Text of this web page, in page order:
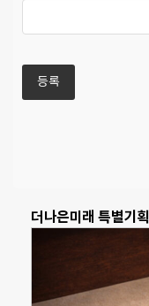
더나은미래 특별기획